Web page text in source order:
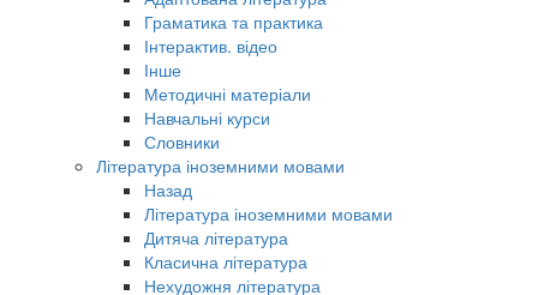
Граматика та практика
Інтерактив. відео
Інше
Методичні матеріали
Навчальні курси
Словники
Література іноземними мовами
Назад
Література іноземними мовами
Дитяча література
Класична література
Нехудожня література